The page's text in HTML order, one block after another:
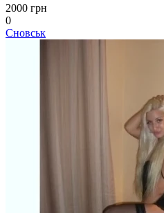
2000 грн
0
Сновськ